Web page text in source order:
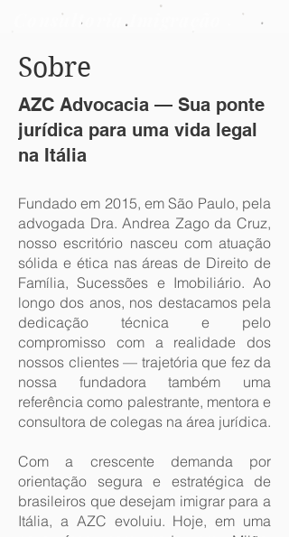
Consultoria Imigração
Sobre
AZC Advocacia — Sua ponte
jurídica para uma vida legal
na Itália
Fundado em 2015, em São Paulo, pela
advogada Dra. Andrea Zago da Cruz,
nosso escritório nasceu com atuação
sólida e ética nas áreas de Direito de
Família, Sucessões e Imobiliário. Ao
longo dos anos, nos destacamos pela
dedicação técnica e pelo
compromisso com a realidade dos
nossos clientes — trajetória que fez da
nossa fundadora também uma
referência como palestrante, mentora e
consultora de colegas na área jurídica.
Com a crescente demanda por
orientação segura e estratégica de
brasileiros que desejam imigrar para a
Itália, a AZC evoluiu. Hoje, em uma